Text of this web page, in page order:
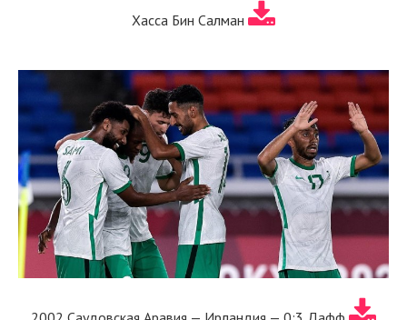
Хасса Бин Салман